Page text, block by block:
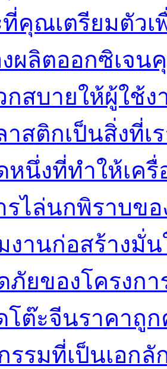
คุณเตรียมตัวเ
งผลิตออกซิเจ
กสบายให้ผู้ใช้ง
าสติกเป็นสิ่งที่
หนึ่งที่ทำให้เครื่
รไล่นกพิราบข
งานก่อสร้างมั่
ภัยของโครงกา
โต๊ะจีนราคาถู
รรมที่เป็นเอกลั